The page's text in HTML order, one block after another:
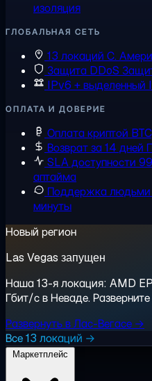
изоляция
ГЛОБАЛЬНАЯ СЕТЬ
13 локаций С.
Защита DDoS
IPv6 + выделенный
ОПЛАТА И ДОВЕРИЕ
Оплата криптой
Возврат за 14 дней
SLA доступности
аптайма
Поддержка
минуты
Новый регион
Las Vegas запущен
Наша 13-я локация: AMD
Гбит/с в Неваде.
Развернуть в Лас-Вегасе →
Все 13 локаций →